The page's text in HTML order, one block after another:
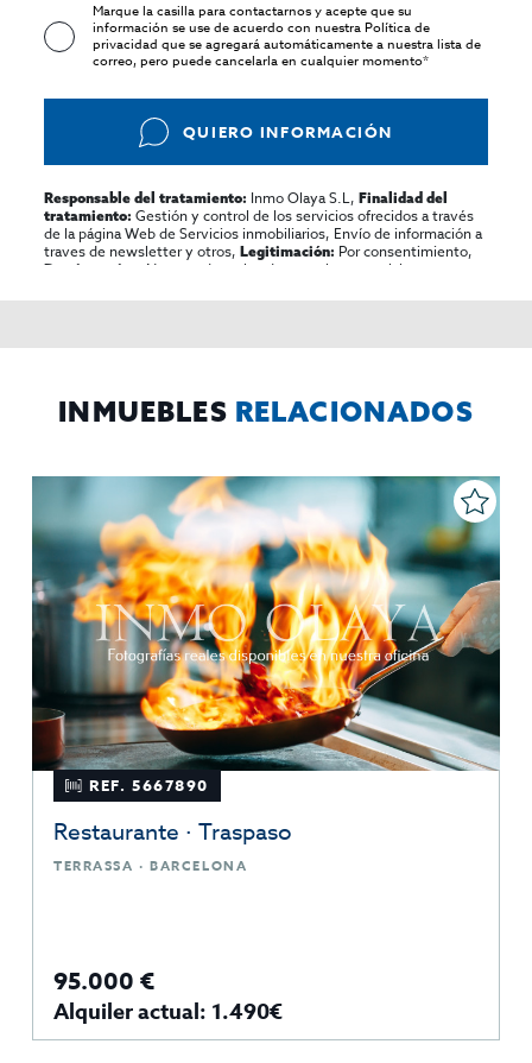
Marque la casilla para contactarnos y acepte que su
información se use de acuerdo con nuestraPolítica de
privacidadque se agregará automáticamente a nuestra lista de
correo, pero puede cancelarla en cualquier momento*
QUIERO INFORMACIÓN
Responsable del tratamiento: Inmo Olaya S.L,Finalidad del
tratamiento: Gestión y control de los servicios ofrecidos a través
de la página Web de Servicios inmobiliarios, Envío de información a
traves de newsletter y otros,Legitimación: Por consentimiento,
Destinatarios:
No se cederan los datos, salvo para elaborar
rectificar y suprimir los datos, solicitar la portabilidad de los
INMUEBLES RELACIONADOS
REF. 5667890
Restaurante · Traspaso
TERRASSA · BARCELONA
95.000 €
Alquiler actual: 1.490€